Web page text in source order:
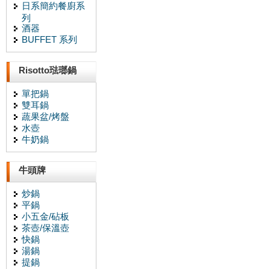
日系簡約餐廚系
列
酒器
BUFFET 系列
Risotto琺瑯鍋
單把鍋
雙耳鍋
蔬果盆/烤盤
水壺
牛奶鍋
牛頭牌
炒鍋
平鍋
小五金/砧板
茶壺/保溫壺
快鍋
湯鍋
提鍋